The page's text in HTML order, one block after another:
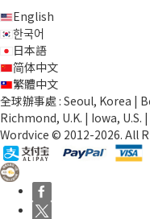
English
한국어
日本語
简体中文
繁體中文
全球辦事處 : Seoul, Korea |
Richmond, U.K. | Iowa, U.S.
Wordvice © 2012-2026. All